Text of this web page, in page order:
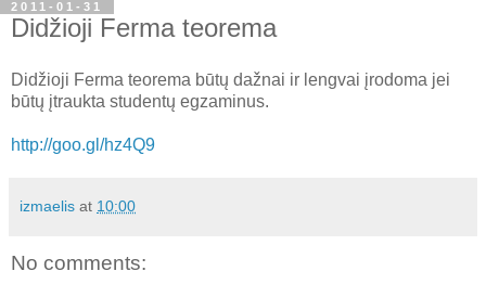
2011-01-31
Didžioji Ferma teorema
Didžioji Ferma teorema būtų dažnai ir lengvai įrodoma jei
būtų įtraukta studentų egzaminus.
http://goo.gl/hz4Q9
izmaelis at 10:00
No comments: